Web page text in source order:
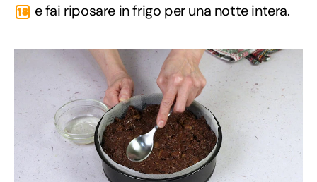
18 e fai riposare in frigo per una notte intera.